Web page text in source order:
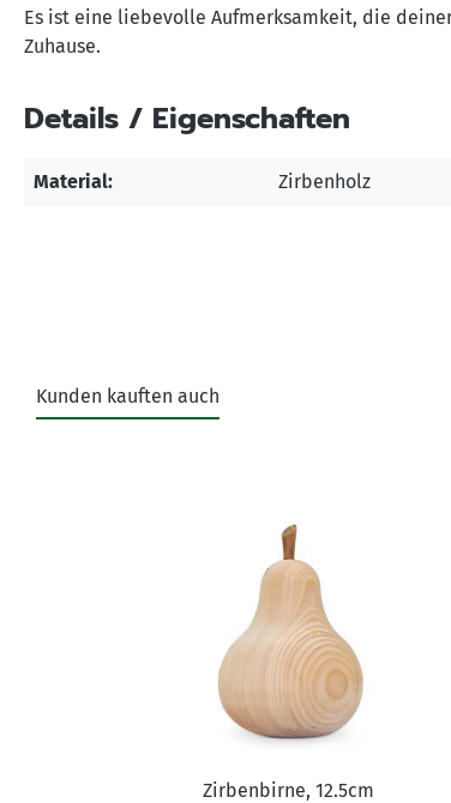
Es ist eine liebevolle Aufmerksamkeit, die
Zuhause.
Details / Eigenschaften
Material: Zirbenholz
Kunden kauften auch
Zirbenbirne, 12.5cm